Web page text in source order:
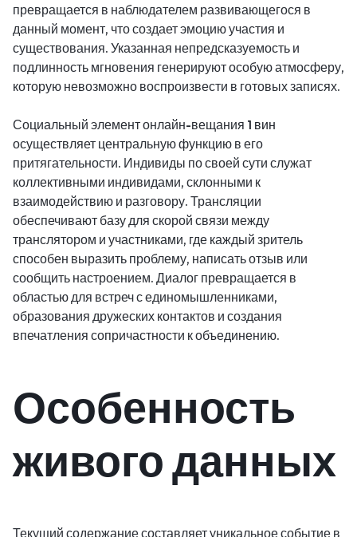
превращается в наблюдателем развивающегося в
данный момент, что создает эмоцию участия и
существования. Указанная непредсказуемость и
подлинность мгновения генерируют особую атмосферу,
которую невозможно воспроизвести в готовых записях.
Социальный элемент онлайн-вещания 1 вин
осуществляет центральную функцию в его
притягательности. Индивиды по своей сути служат
коллективными индивидами, склонными к
взаимодействию и разговору. Трансляции
обеспечивают базу для скорой связи между
транслятором и участниками, где каждый зритель
способен выразить проблему, написать отзыв или
сообщить настроением. Диалог превращается в
областью для встреч с единомышленниками,
образования дружеских контактов и создания
впечатления сопричастности к объединению.
Особенность
живого данных
Текущий содержание составляет уникальное событие в